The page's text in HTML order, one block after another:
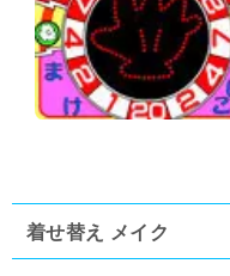
着せ替え メイク